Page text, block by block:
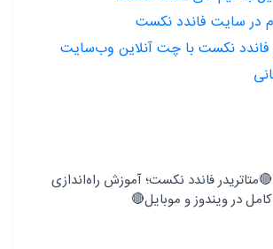
🔴متاتریدر فاندد نکست؛ آموزش راه‌اندازی
کامل در ویندوز و موبایل🔴